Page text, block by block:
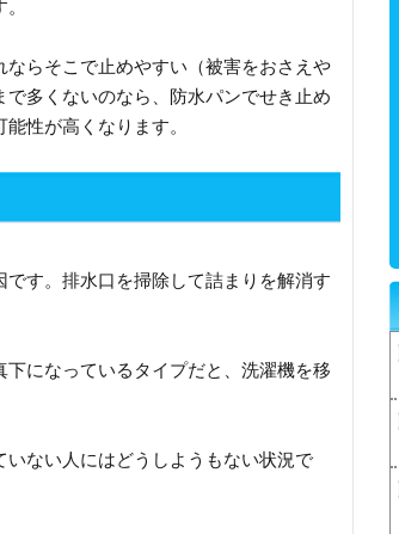
らそこで止めやすい（被害をおさえや
多くないのなら、防水パンでせき止め
性が高くなります。
す。排水口を掃除して詰まりを解消す
になっているタイプだと、洗濯機を移
ない人にはどうしようもない状況で